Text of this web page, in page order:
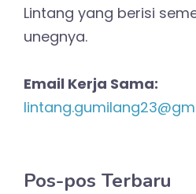
Lintang yang berisi
unegnya.
Email Kerja Sama:
Pos-pos Terbaru